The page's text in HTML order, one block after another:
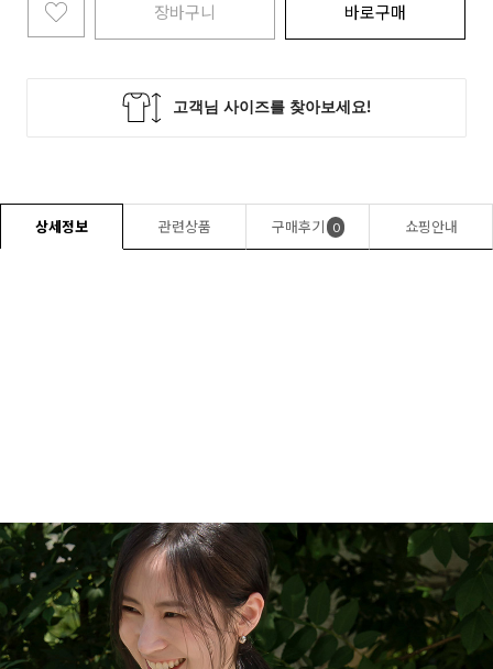
장바구니 바로구매
상세정보 관련상품 구매후기 0 쇼핑안내